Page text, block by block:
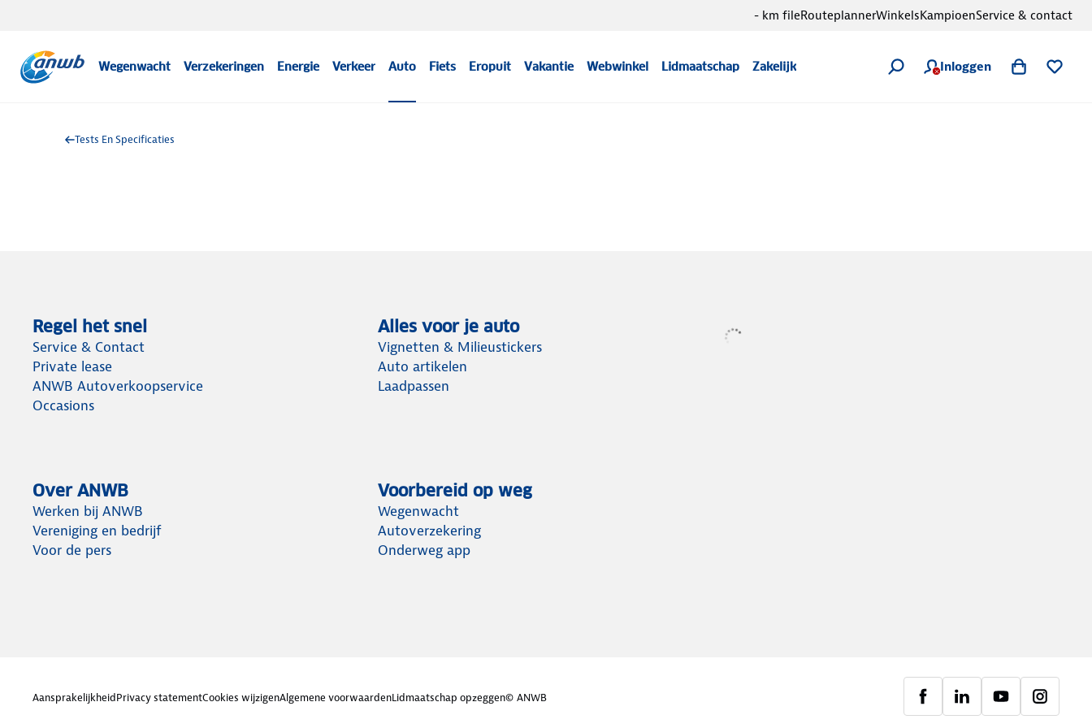
Wegenwacht Verzekeringen Energie Verkeer Auto Fiets Eropuit Vakantie Webwinkel Lidmaatschap Zakelijk Inloggen
- km fileRouteplannerWinkelsKampioenService & contact
Tests En Specificaties
Regel het snel
Service & Contact
Private lease
ANWB Autoverkoopservice
Occasions
Alles voor je auto
Vignetten & Milieustickers
Auto artikelen
Laadpassen
Over ANWB
Werken bij ANWB
Vereniging en bedrijf
Voor de pers
Voorbereid op weg
Wegenwacht
Autoverzekering
Onderweg app
AansprakelijkheidPrivacy statementCookies wijzigenAlgemene voorwaardenLidmaatschap opzeggen© ANWB